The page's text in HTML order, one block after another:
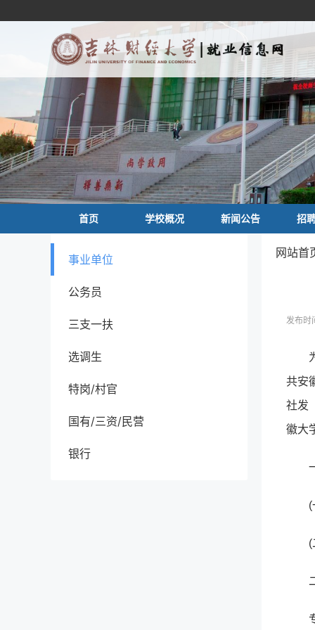
首页 学校概况 新闻公告 招
事业单位
公务员
三支一扶
选调生
特岗/村官
国有/三资/民营
银行
网站
发布时
共安
社发
徽大
(
(